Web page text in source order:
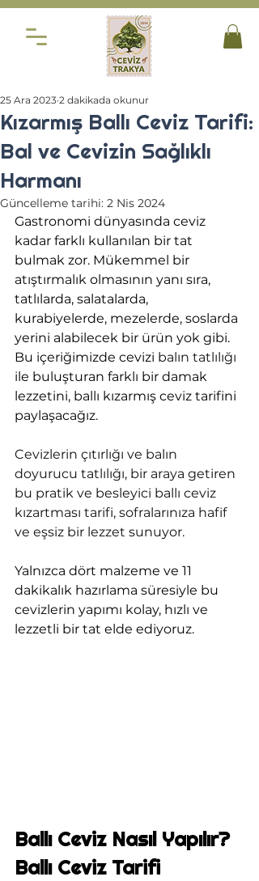
Kızarmış Ballı Ceviz Tarifi:
Bal ve Cevizin Sağlıklı
Harmanı
25 Ara 2023 2 dakikada okunur
Güncelleme tarihi: 2 Nis 2024
Gastronomi dünyasında ceviz
kadar farklı kullanılan bir tat
bulmak zor. Mükemmel bir
atıştırmalık olmasının yanı sıra,
tatlılarda, salatalarda,
kurabiyelerde, mezelerde, soslarda
yerini alabilecek bir ürün yok gibi.
Bu içeriğimizde cevizi balın tatlılığı
ile buluşturan farklı bir damak
lezzetini, ballı kızarmış ceviz tarifini
paylaşacağız.
Cevizlerin çıtırlığı ve balın
doyurucu tatlılığı, bir araya getiren
bu pratik ve besleyici ballı ceviz
kızartması tarifi, sofralarınıza hafif
ve eşsiz bir lezzet sunuyor.
Yalnızca dört malzeme ve 11
dakikalık hazırlama süresiyle bu
cevizlerin yapımı kolay, hızlı ve
lezzetli bir tat elde ediyoruz.
Ballı Ceviz Nasıl Yapılır?
Ballı Ceviz Tarifi